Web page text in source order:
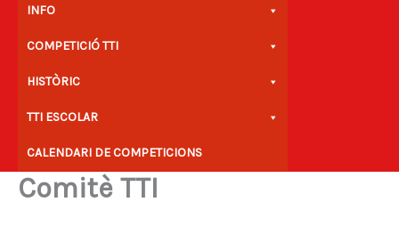
INFO
COMPETICIÓ TTI
HISTÒRIC
TTI ESCOLAR
CALENDARI DE COMPETICIONS
Comitè TTI